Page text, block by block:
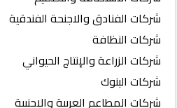
شركات الفنادق والاجنحة الفندقية
شركات النظافة
شركات الزراعة والإنتاج الحيواني
شركات البنوك
شركات المطاعم العربية والاجنبية